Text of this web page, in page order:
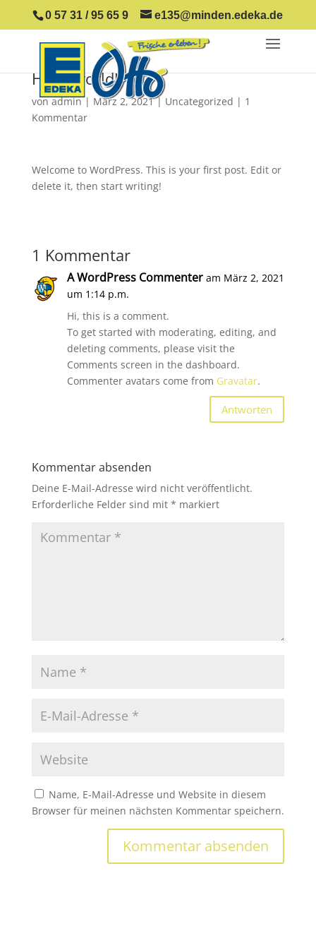
0 57 31 / 95 65 9 e135@minden.edeka.de
Hello world!
vonadmin| März 2, 2021| Uncategorized | 1
Kommentar
Welcome to WordPress. This is your first post. Edit or
delete it, then start writing!
1 Kommentar
A WordPress Commenter am März 2, 2021
um 1:14 p.m.
Hi, this is a comment.
To get started with moderating, editing, and
deleting comments, please visit the
Comments screen in the dashboard.
Commenter avatars come from Gravatar.
Antworten
Kommentar absenden
Deine E-Mail-Adresse wird nicht veröffentlicht.
Erforderliche Felder sind mit * markiert
Name, E-Mail-Adresse und Website in diesem
Browser für meinen nächsten Kommentar speichern.